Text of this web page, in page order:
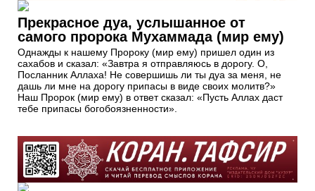
Прекрасное дуа, услышанное от
самого пророка Мухаммада (мир ему)
Однажды к нашему Пророку (мир ему) пришел один из
сахабов и сказал: «Завтра я отправляюсь в дорогу. О,
Посланник Аллаха! Не совершишь ли ты дуа за меня, не
дашь ли мне на дорогу припасы в виде своих молитв?»
Наш Пророк (мир ему) в ответ сказал: «Пусть Аллах даст
тебе припасы богобоязненности».